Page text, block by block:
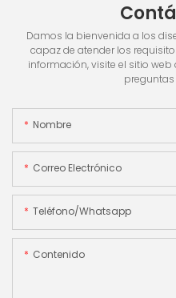
Damos la bienvenida a los
capaz de atender los
información, visite el sitio
Nombre
Correo Electrónico
Teléfono/whatsapp
Contenido